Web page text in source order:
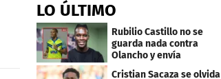
LO ÚLTIMO
Rubilio Castillo no se
guarda nada contra
Olancho y envía
mensaje a Bengtson
Cristian Sacaza se olvida